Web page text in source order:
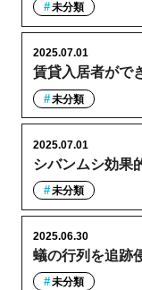
未分類
賃貸入居者がで
2025.07.01
未分類
シバンムシ効果
2025.07.01
未分類
蟻の行列を追跡
2025.06.30
未分類